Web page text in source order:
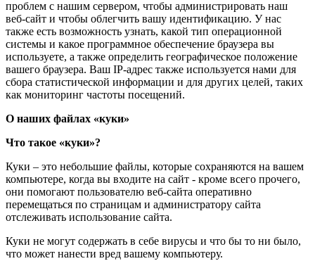
проблем с нашим сервером, чтобы администрировать наш
веб-сайт и чтобы облегчить вашу идентификацию. У нас
также есть возможность узнать, какой тип операционной
системы и какое программное обеспечение браузера вы
используете, а также определить географическое положение
вашего браузера. Ваш IP-адрес также используется нами для
сбора статистической информации и для других целей, таких
как мониторинг частоты посещений.
О наших файлах «куки»
Что такое «куки»?
Куки – это небольшие файлы, которые сохраняются на вашем
компьютере, когда вы входите на сайт - кроме всего прочего,
они помогают пользователю веб-сайта оперативно
перемещаться по страницам и администратору сайта
отслеживать использование сайта.
Куки не могут содержать в себе вирусы и что бы то ни было,
что может нанести вред вашему компьютеру.